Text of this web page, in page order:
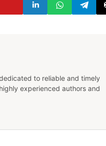
to reliable and timely
experienced authors and